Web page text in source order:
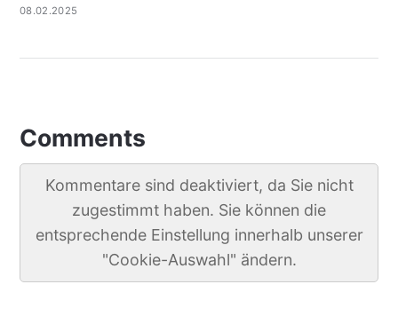
08.02.2025
Comments
Kommentare sind deaktiviert, da Sie nicht
zugestimmt haben. Sie können die
entsprechende Einstellung innerhalb unserer
"Cookie-Auswahl" ändern.